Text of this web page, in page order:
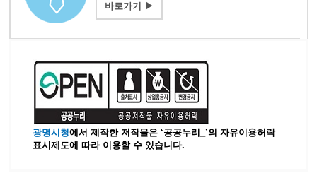
바로가기 ▶
광명시청에서 제작한 저작물은 ‘공공누리_’의 자유이용허락
표시제도에 따라 이용할 수 있습니다.